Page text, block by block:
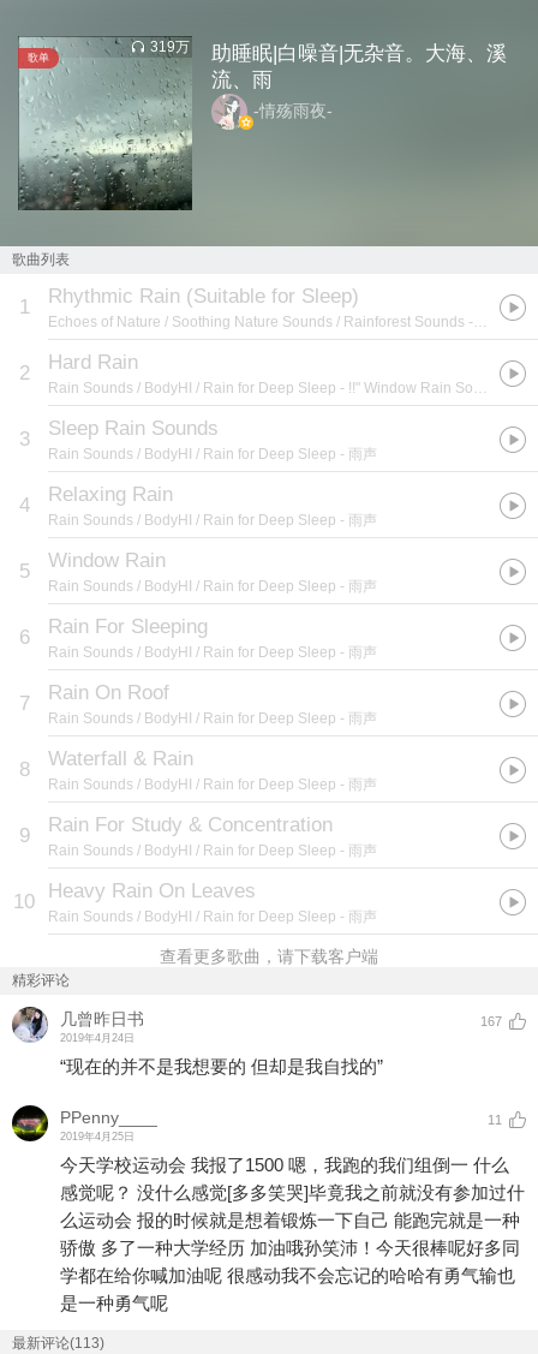
歌单
319万
助睡眠|白噪音|无杂音。大海、溪
流、雨
-情殇雨夜-
歌曲列表
1 Rhythmic Rain (Suitable for Sleep)
Echoes of Nature / Soothing Nature Sounds / Rainforest Sounds - #11 Comforting Summer Rain Sounds
2 Hard Rain
Rain Sounds / BodyHI / Rain for Deep Sleep - !!" Window Rain Sounds "!!
3 Sleep Rain Sounds
Rain Sounds / BodyHI / Rain for Deep Sleep - 雨声
4 Relaxing Rain
Rain Sounds / BodyHI / Rain for Deep Sleep - 雨声
5 Window Rain
Rain Sounds / BodyHI / Rain for Deep Sleep - 雨声
6 Rain For Sleeping
Rain Sounds / BodyHI / Rain for Deep Sleep - 雨声
7 Rain On Roof
Rain Sounds / BodyHI / Rain for Deep Sleep - 雨声
8 Waterfall & Rain
Rain Sounds / BodyHI / Rain for Deep Sleep - 雨声
9 Rain For Study & Concentration
Rain Sounds / BodyHI / Rain for Deep Sleep - 雨声
10 Heavy Rain On Leaves
Rain Sounds / BodyHI / Rain for Deep Sleep - 雨声
查看更多歌曲，请下载客户端
精彩评论
几曾昨日书
2019年4月24日
167
“现在的并不是我想要的 但却是我自找的” ​​​
PPenny____
2019年4月25日
11
今天学校运动会 我报了1500 嗯，我跑的我们组倒一 什么
感觉呢？ 没什么感觉[多多笑哭]毕竟我之前就没有参加过什
么运动会 报的时候就是想着锻炼一下自己 能跑完就是一种
骄傲 多了一种大学经历 加油哦孙笑沛！今天很棒呢好多同
学都在给你喊加油呢 很感动我不会忘记的哈哈有勇气输也
是一种勇气呢
最新评论(113)